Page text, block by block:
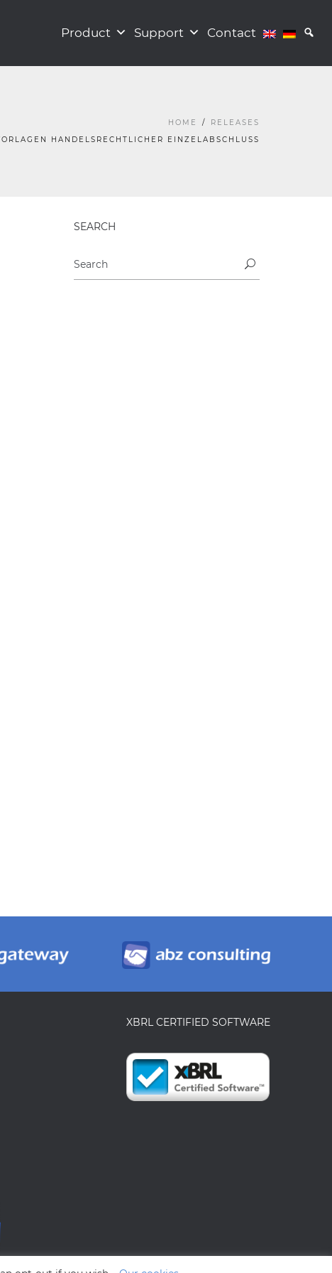
Product Support Contact
HOME
RELEASES
HANDELSRECHTLICHER EINZELABSCHLUSS
SEARCH
XBRL CERTIFIED SOFTWARE